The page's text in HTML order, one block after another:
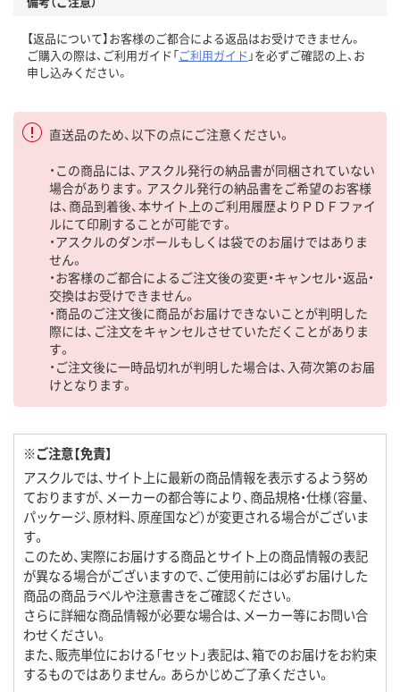
【返品について】お客様のご都合による返品はお受けできません。
ご購入の際は、ご利用ガイド「ご利用ガイド 」を必ずご確認の上、お
申し込みください。
直送品のため、以下の点にご注意ください。
・この商品には、アスクル発行の納品書が同梱されていない
場合があります。アスクル発行の納品書をご希望のお客様
は、商品到着後、本サイト上のご利用履歴よりＰＤＦファイ
ルにて印刷することが可能です。
・アスクルのダンボールもしくは袋でのお届けではありま
せん。
・お客様のご都合によるご注文後の変更・キャンセル・返品・
交換はお受けできません。
・商品のご注文後に商品がお届けできないことが判明した
際には、ご注文をキャンセルさせていただくことがありま
す。
・ご注文後に一時品切れが判明した場合は、入荷次第のお届
けとなります。
※ご注意【免責】
アスクルでは、サイト上に最新の商品情報を表示するよう努め
ておりますが、メーカーの都合等により、商品規格・仕様（容量、
パッケージ、原材料、原産国など）が変更される場合がございま
す。
このため、実際にお届けする商品とサイト上の商品情報の表記
が異なる場合がございますので、ご使用前には必ずお届けした
商品の商品ラベルや注意書きをご確認ください。
さらに詳細な商品情報が必要な場合は、メーカー等にお問い合
わせください。
また、販売単位における「セット」表記は、箱でのお届けをお約束
するものではありません。あらかじめご了承ください。